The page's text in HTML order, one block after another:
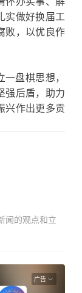
实做好换届工
败，以优良作
盘棋思想，
强后盾，助力
兴作出更多贡
闻的观点和立
广告